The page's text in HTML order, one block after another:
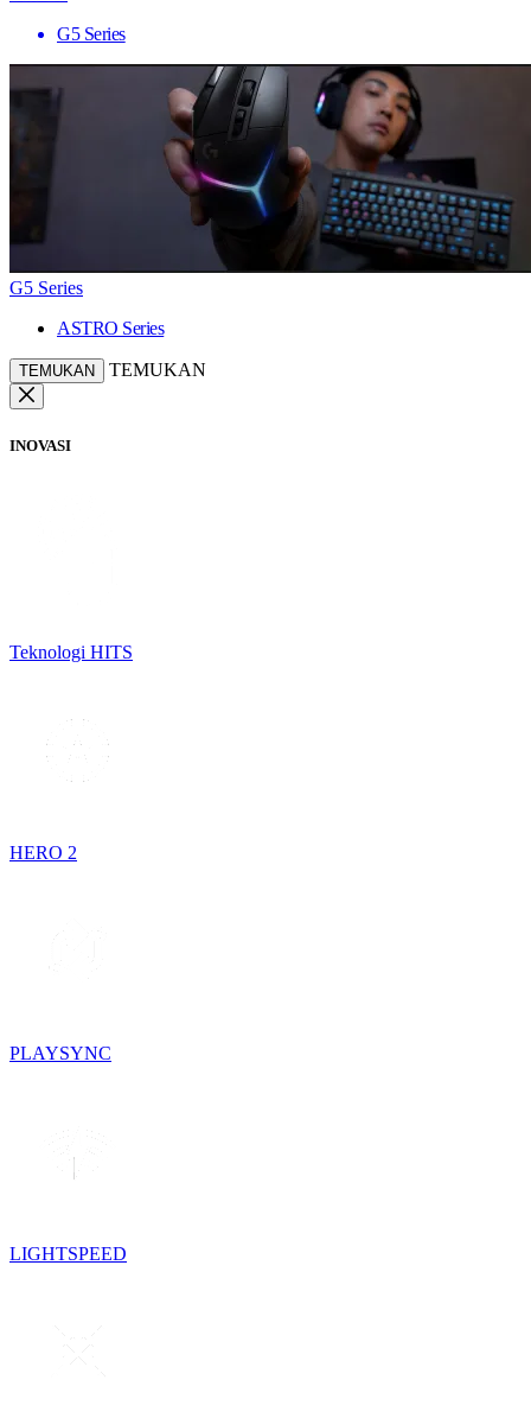
G5 Series
G5 Series
ASTRO Series
TEMUKAN TEMUKAN
INOVASI
Teknologi HITS
HERO 2
PLAYSYNC
LIGHTSPEED